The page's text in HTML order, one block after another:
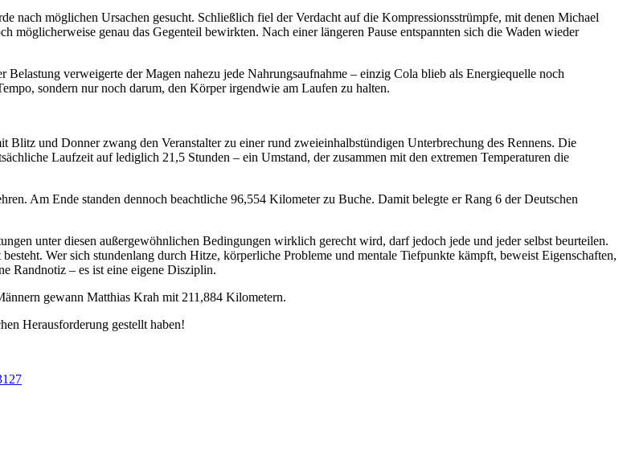
nach möglichen Ursachen gesucht. Schließlich fiel der Verdacht auf die Kompressionsstrümpfe, mit denen Michael
möglicherweise genau das Gegenteil bewirkten. Nach einer längeren Pause entspannten sich die Waden wieder
verweigerte der Magen nahezu jede Nahrungsaufnahme – einzig Cola blieb als Energiequelle noch
sondern nur noch darum, den Körper irgendwie am Laufen zu halten.
und Donner zwang den Veranstalter zu einer rund zweieinhalbstündigen Unterbrechung des Rennens. Die
Laufzeit auf lediglich 21,5 Stunden – ein Umstand, der zusammen mit den extremen Temperaturen die
Am Ende standen dennoch beachtliche 96,554 Kilometer zu Buche. Damit belegte er Rang 6 der Deutschen
unter diesen außergewöhnlichen Bedingungen wirklich gerecht wird, darf jedoch jede und jeder selbst beurteilen.
Wer sich stundenlang durch Hitze, körperliche Probleme und mentale Tiefpunkte kämpft, beweist Eigenschaften,
Randnotiz – es ist eine eigene Disziplin.
gewann Matthias Krah mit 211,884 Kilometern.
Herausforderung gestellt haben!